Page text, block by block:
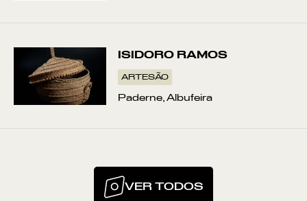
ISIDORO RAMOS
ARTESÃO
Paderne, Albufeira
VER TODOS